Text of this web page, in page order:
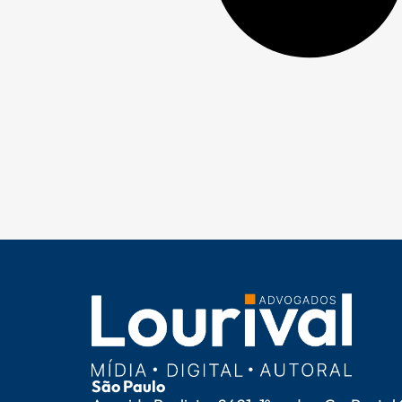
São Paulo